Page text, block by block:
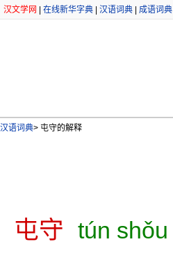
汉文学网 在线新华字典 汉语词典 成语词典
汉语词典> 屯守的解释
屯守 tún shǒu